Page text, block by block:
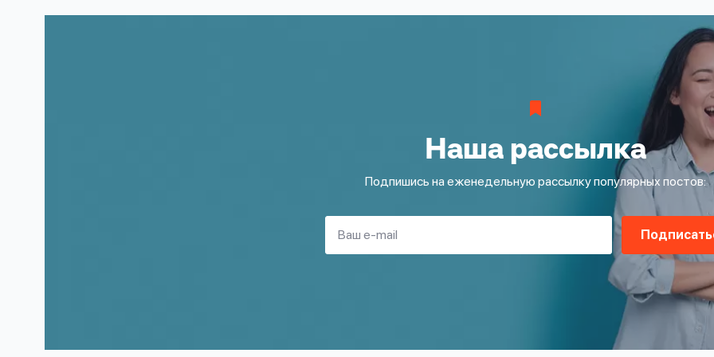
Наша рассылка
Подпишись на еженедельную рассылку популярных постов: